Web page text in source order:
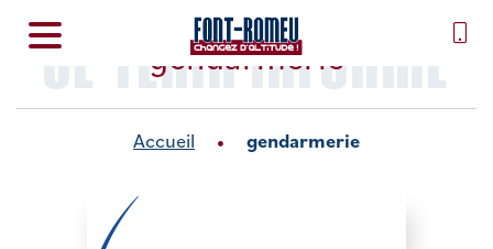
SE TENIR INFORMÉ
gendarmerie
Accueil gendarmerie